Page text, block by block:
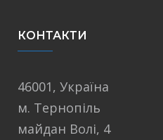
КОНТАКТИ
46001, Україна
м. Тернопіль
майдан Волі, 4